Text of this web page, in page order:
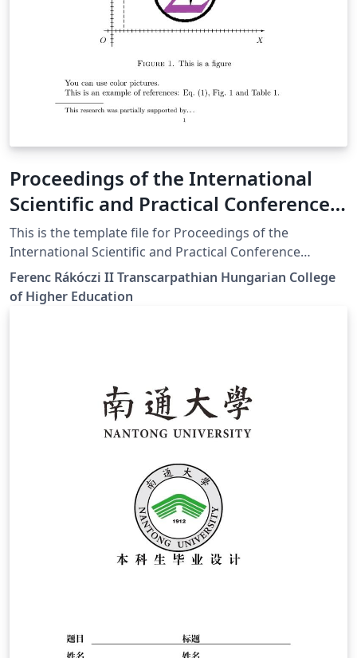
Proceedings of the International
Scientific and Practical Conference
"Innovative Digital Methods in
Education and Research"
Template_en
This is the template file for Proceedings of the
International Scientific and Practical Conference
"Innovative Digital Methods in Education and Research"
held in Berehovo, on Mart 27-28 2025
Ferenc Rákóczi II Transcarpathian Hungarian College
of Higher Education